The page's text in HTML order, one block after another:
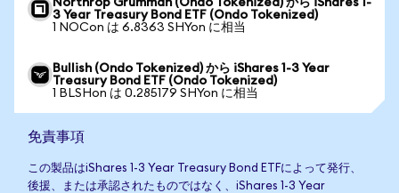
Northrop Grumman (Ondo Tokenized) から iShares 1-
3 Year Treasury Bond ETF (Ondo Tokenized)
1 NOCon は 6.8363 SHYon に相当
Bullish (Ondo Tokenized) から iShares 1-3 Year
Treasury Bond ETF (Ondo Tokenized)
1 BLSHon は 0.285179 SHYon に相当
免責事項
この製品はiShares 1-3 Year Treasury Bond ETFによって発行、
後援、または承認されたものではなく、iShares 1-3 Year